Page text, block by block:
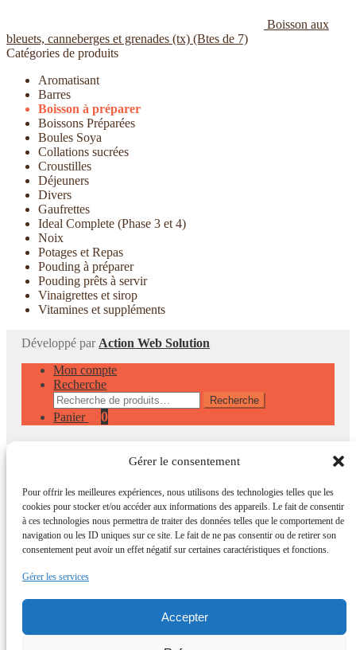
Gérer le consentement
Pour offrir les meilleures expériences, nous utilisons des technologies telles que les
cookies pour stocker et/ou accéder aux informations des appareils. Le fait de consentir
à ces technologies nous permettra de traiter des données telles que le comportement de
navigation ou les ID uniques sur ce site. Le fait de ne pas consentir ou de retirer son
consentement peut avoir un effet négatif sur certaines caractéristiques et fonctions.
Gérer les services
Accepter
Boisson aux
bleuets, canneberges et grenades (tx) (Btes de 7)
Catégories de produits
Aromatisant
Barres
Boisson à préparer
Boissons Préparées
Boules Soya
Collations sucrées
Croustilles
Déjeuners
Divers
Gaufrettes
Ideal Complete (Phase 3 et 4)
Noix
Potages et Repas
Pouding à préparer
Pouding prêts à servir
Vinaigrettes et sirop
Vitamines et suppléments
Développé par Action Web Solution
Mon compte
Recherche
Recherche
pour :
Recherche
Panier 0